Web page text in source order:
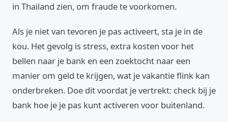
in Thailand zien, om fraude te voorkomen.
Als je niet van tevoren je pas activeert, sta je in de
kou. Het gevolg is stress, extra kosten voor het
bellen naar je bank en een zoektocht naar een
manier om geld te krijgen, wat je vakantie flink kan
onderbreken. Doe dit voordat je vertrekt: check bij je
bank hoe je je pas kunt activeren voor buitenland.